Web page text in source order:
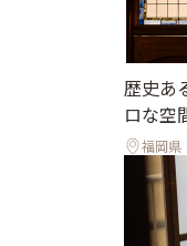
歴史あ
ロな空
福岡県